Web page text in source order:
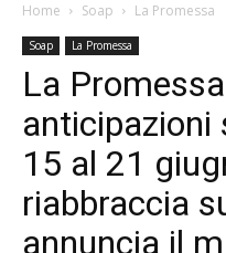
Home Soap La Promessa
Soap La Promessa
La
anticipazioni
15 al 21
riabbraccia
annuncia il